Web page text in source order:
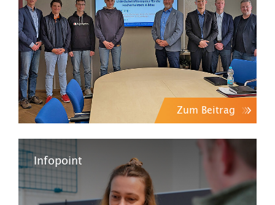
Zum Beitrag
Infopoint